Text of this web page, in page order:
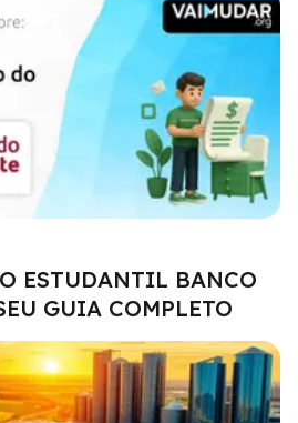
ESTUDANTIL BANCO
GUIA COMPLETO